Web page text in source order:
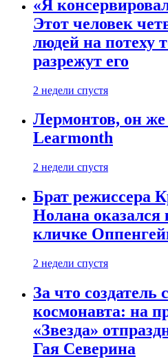
«Я
Этот человек
людей на потеху
разрежут его
2 недели спустя
Лермонтов, он
Learmonth
2 недели спустя
Брат режиссера
Нолана оказался
кличке
2 недели спустя
За что создатель
космонавта: на
«Звезда»
Гая Северина